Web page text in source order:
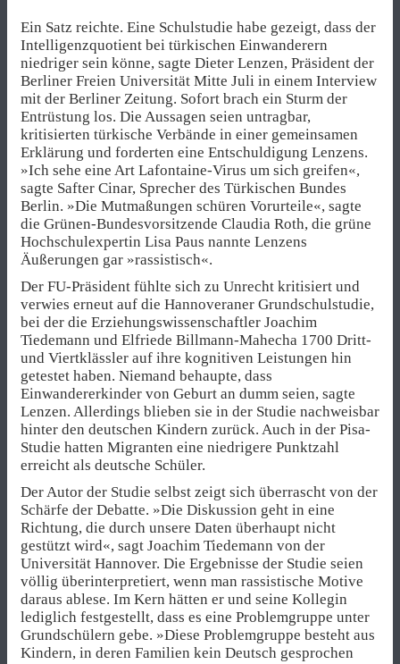
Ein Satz reichte. Eine Schulstudie habe gezeigt, dass der
Intelligenzquotient bei türkischen Einwanderern
niedriger sein könne, sagte Dieter Lenzen, Präsident der
Berliner Freien Universität Mitte Juli in einem Interview
mit der Berliner Zeitung. Sofort brach ein Sturm der
Entrüstung los. Die Aussagen seien untragbar,
kritisierten türkische Verbände in einer gemeinsamen
Erklärung und forderten eine Entschuldigung Lenzens.
»Ich sehe eine Art Lafontaine-Virus um sich greifen«,
sagte Safter Cinar, Sprecher des Türkischen Bundes
Berlin. »Die Mutmaßungen schüren Vorurteile«, sagte
die Grünen-Bundesvorsitzende Claudia Roth, die grüne
Hochschulexpertin Lisa Paus nannte Lenzens
Äußerungen gar »rassistisch«.
Der FU-Präsident fühlte sich zu Unrecht kritisiert und
verwies erneut auf die Hannoveraner Grundschulstudie,
bei der die Erziehungswissenschaftler Joachim
Tiedemann und Elfriede Billmann-Mahecha 1700 Dritt-
und Viertklässler auf ihre kognitiven Leistungen hin
getestet haben. Niemand behaupte, dass
Einwandererkinder von Geburt an dumm seien, sagte
Lenzen. Allerdings blieben sie in der Studie nachweisbar
hinter den deutschen Kindern zurück. Auch in der Pisa-
Studie hatten Migranten eine niedrigere Punktzahl
erreicht als deutsche Schüler.
Der Autor der Studie selbst zeigt sich überrascht von der
Schärfe der Debatte. »Die Diskussion geht in eine
Richtung, die durch unsere Daten überhaupt nicht
gestützt wird«, sagt Joachim Tiedemann von der
Universität Hannover. Die Ergebnisse der Studie seien
völlig überinterpretiert, wenn man rassistische Motive
daraus ablese. Im Kern hätten er und seine Kollegin
lediglich festgestellt, dass es eine Problemgruppe unter
Grundschülern gebe. »Diese Problemgruppe besteht aus
Kindern, in deren Familien kein Deutsch gesprochen